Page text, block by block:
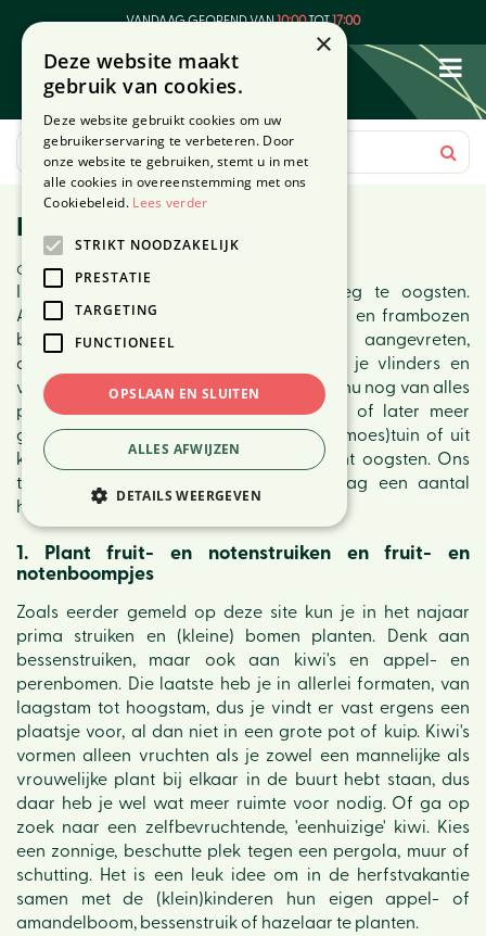
VANDAAG GEOPEND VAN10:00TOT17:00
Gepubliceerd op 24 september 2021
In deze nazomermaand valt er genoeg te oogsten.
Appels, peren, late pruimen, pompoenen en frambozen
bijvoorbeeld. Laat wat rottend of aangevreten,
afgevallen fruit liggen, want daar doe je vlinders en
vogels een plezier mee. Daarnaast kun je nu nog van alles
planten en zaaien, zodat je binnenkort of later meer
gezonde en verse lekkernijen uit eigen (moes)tuin of uit
kweekbakken op je balkon of terras kunt oogsten. Ons
tuincentrum in Den Haag geeft je graag een aantal
handige moestuintips.
1. Plant fruit- en notenstruiken en fruit- en
notenboompjes
Zoals eerder gemeld op deze site kun je in het najaar
prima struiken en (kleine) bomen planten. Denk aan
bessenstruiken, maar ook aan kiwi's en appel- en
perenbomen. Die laatste heb je in allerlei formaten, van
laagstam tot hoogstam, dus je vindt er vast ergens een
plaatsje voor, al dan niet in een grote pot of kuip. Kiwi's
vormen alleen vruchten als je zowel een mannelijke als
vrouwelijke plant bij elkaar in de buurt hebt staan, dus
daar heb je wel wat meer ruimte voor nodig. Of ga op
zoek naar een zelfbevruchtende, 'eenhuizige' kiwi. Kies
een zonnige, beschutte plek tegen een pergola, muur of
schutting. Het is een leuk idee om in de herfstvakantie
samen met de (klein)kinderen hun eigen appel- of
amandelboom, bessenstruik of hazelaar te planten.
×
Deze website maakt
gebruik van cookies.
Deze website gebruikt cookies om uw
gebruikerservaring te verbeteren. Door
onze website te gebruiken, stemt u in met
alle cookies in overeenstemming met ons
Cookiebeleid. Lees verder
STRIKT NOODZAKELIJK
PRESTATIE
TARGETING
FUNCTIONEEL
OPSLAAN EN SLUITEN
ALLES AFWIJZEN
DETAILS WEERGEVEN